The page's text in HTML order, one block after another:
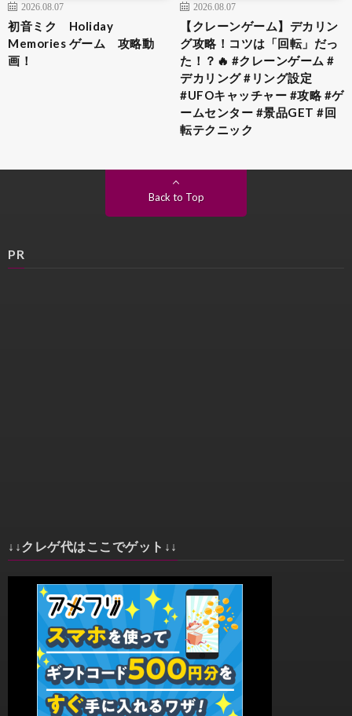
2026.08.07
初音ミク Holiday
Memories ゲーム 攻略動
画！
2026.08.07
【クレーンゲーム】デカリン
グ攻略！コツは「回転」だっ
た！？🔥 #クレーンゲーム #
デカリング #リング設定
#UFOキャッチャー #攻略 #ゲ
ームセンター #景品GET #回
転テクニック
Back to Top
PR
↓↓クレゲ代はここでゲット↓↓